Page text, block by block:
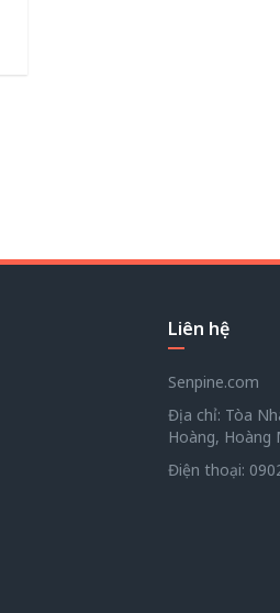
Liên hệ
Senpine.com
Địa chỉ: Tòa
Hoàng, Hoàng
Điện thoại: